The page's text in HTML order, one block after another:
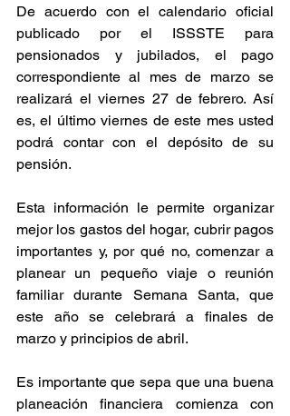
De acuerdo con el calendario oficial
publicado por el ISSSTE para
pensionados y jubilados, el pago
correspondiente al mes de marzo se
realizará el viernes 27 de febrero. Así
es, el último viernes de este mes usted
podrá contar con el depósito de su
pensión.
Esta información le permite organizar
mejor los gastos del hogar, cubrir pagos
importantes y, por qué no, comenzar a
planear un pequeño viaje o reunión
familiar durante Semana Santa, que
este año se celebrará a finales de
marzo y principios de abril.
Es importante que sepa que una buena
planeación financiera comienza con